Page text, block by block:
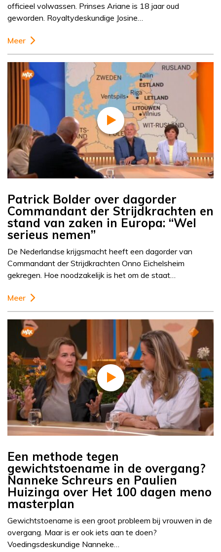
officieel volwassen. Prinses Ariane is 18 jaar oud
geworden. Royaltydeskundige Josine…
Meer
Patrick Bolder over dagorder
Commandant der Strijdkrachten en
stand van zaken in Europa: “Wel
serieus nemen”
De Nederlandse krijgsmacht heeft een dagorder van
Commandant der Strijdkrachten Onno Eichelsheim
gekregen. Hoe noodzakelijk is het om de staat…
Meer
Een methode tegen
gewichtstoename in de overgang?
Nanneke Schreurs en Paulien
Huizinga over Het 100 dagen meno
masterplan
Gewichtstoename is een groot probleem bij vrouwen in de
overgang. Maar is er ook iets aan te doen?
Voedingsdeskundige Nanneke…